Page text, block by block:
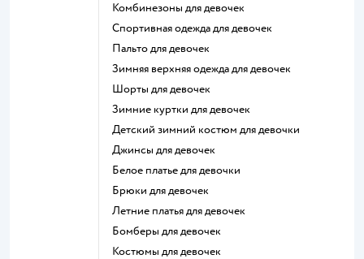
Комбинезоны для девочек
Спортивная одежда для девочек
Пальто для девочек
Зимняя верхняя одежда для девочек
Шорты для девочек
Зимние куртки для девочек
Детский зимний костюм для девочки
Джинсы для девочек
Белое платье для девочки
Брюки для девочек
Летние платья для девочек
Бомберы для девочек
Костюмы для девочек